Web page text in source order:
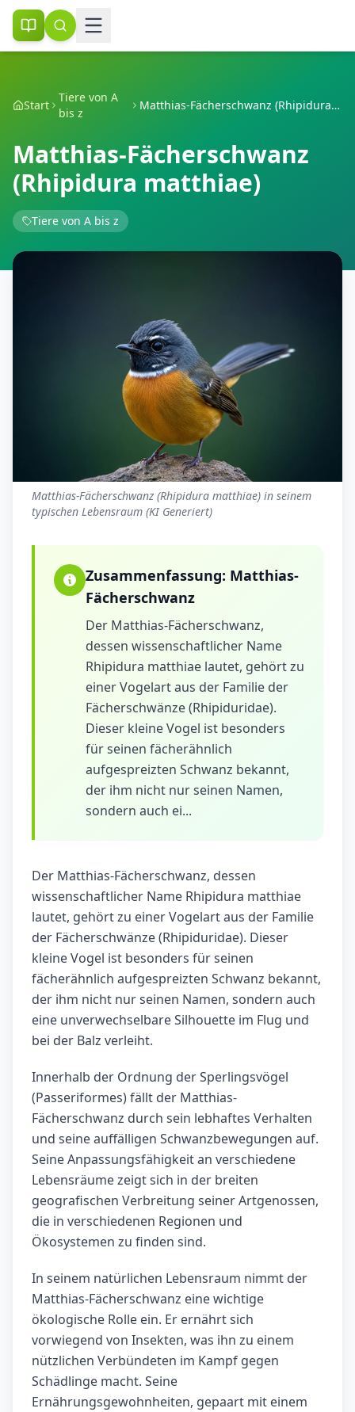
Start
Tiere von A
bis z
Matthias-Fächerschwanz (Rhipidura matthiae)
Matthias-Fächerschwanz
(Rhipidura matthiae)
Tiere von A bis z
Matthias-Fächerschwanz (Rhipidura matthiae) in seinem
typischen Lebensraum (KI Generiert)
Zusammenfassung: Matthias-
Fächerschwanz
Der Matthias-Fächerschwanz,
dessen wissenschaftlicher Name
Rhipidura matthiae lautet, gehört zu
einer Vogelart aus der Familie der
Fächerschwänze (Rhipiduridae).
Dieser kleine Vogel ist besonders
für seinen fächerähnlich
aufgespreizten Schwanz bekannt,
der ihm nicht nur seinen Namen,
sondern auch ei...
Der Matthias-Fächerschwanz, dessen
wissenschaftlicher Name Rhipidura matthiae
lautet, gehört zu einer Vogelart aus der Familie
der Fächerschwänze (Rhipiduridae). Dieser
kleine Vogel ist besonders für seinen
fächerähnlich aufgespreizten Schwanz bekannt,
der ihm nicht nur seinen Namen, sondern auch
eine unverwechselbare Silhouette im Flug und
bei der Balz verleiht.
Innerhalb der Ordnung der Sperlingsvögel
(Passeriformes) fällt der Matthias-
Fächerschwanz durch sein lebhaftes Verhalten
und seine auffälligen Schwanzbewegungen auf.
Seine Anpassungsfähigkeit an verschiedene
Lebensräume zeigt sich in der breiten
geografischen Verbreitung seiner Artgenossen,
die in verschiedenen Regionen und
Ökosystemen zu finden sind.
In seinem natürlichen Lebensraum nimmt der
Matthias-Fächerschwanz eine wichtige
ökologische Rolle ein. Er ernährt sich
vorwiegend von Insekten, was ihn zu einem
nützlichen Verbündeten im Kampf gegen
Schädlinge macht. Seine
Ernährungsgewohnheiten, gepaart mit einem